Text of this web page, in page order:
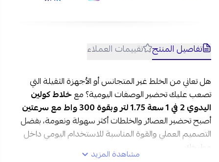
تفاصيل المنتج تقييمات العملاء
هل تعاني من الخلط غير المتجانس أو الأجهزة الثقيلة التي
تصعب عليك تحضير الوصفات اليومية؟ معخلاط كولين
اليدوي 2 في 1 سعة 1.75 لتر وبقوة 300 واط مع سرعتين
أصبح تحضير العصائر والخلطات أكثر سهولة ونعومة، بفضل
التصميم العملي والقوة المناسبة للاستخدام اليومي داخل
مطبخك.
مشاهدة المزيد